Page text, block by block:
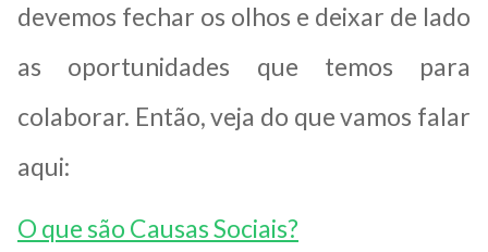
devemos fechar os olhos e deixar de lado
as oportunidades que temos para
colaborar. Então, veja do que vamos falar
aqui:
O que são Causas Sociais?